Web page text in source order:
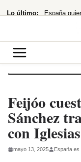
al Lo último:
¿cuándo te
hace 33
Feijóo
Sánchez
con Iglesias
mayo 13, 2025 España es